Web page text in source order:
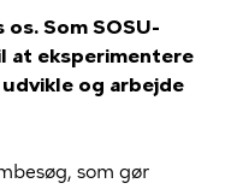
Som SOSU-
at eksperimentere
og arbejde
som gør